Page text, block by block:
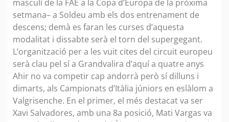
masculí de la FAE a la Copa d’Europa de la pròxima
setmana– a Soldeu amb els dos entrenament de
descens; demà es faran les curses d’aquesta
modalitat i dissabte serà el torn del supergegant.
L’organització per a les vuit cites del circuit europeu
serà clau pel sí a Grandvalira d’aquí a quatre anys
Ahir no va competir cap andorrà però sí dilluns i
dimarts, als Campionats d’Itàlia júniors en eslàlom a
Valgrisenche. En el primer, el més destacat va ser
Xavi Salvadores, amb una 8a posició, Mati Vargas va